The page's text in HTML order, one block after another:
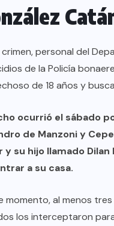
crimen, personal del
de la Policía
de 18 años y
ocurrió el sábado
de Manzoni y
y su hijo llamado
a su casa.
momento, al menos
los interceptaron